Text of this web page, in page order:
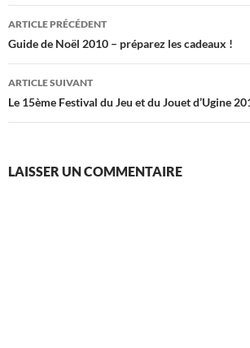
Navigation
des
articles
ARTICLE PRÉCÉDENT
Guide de Noël 2010 – préparez les cadeaux !
ARTICLE SUIVANT
Le 15ème Festival du Jeu et du Jouet d’Ugine
LAISSER UN COMMENTAIRE